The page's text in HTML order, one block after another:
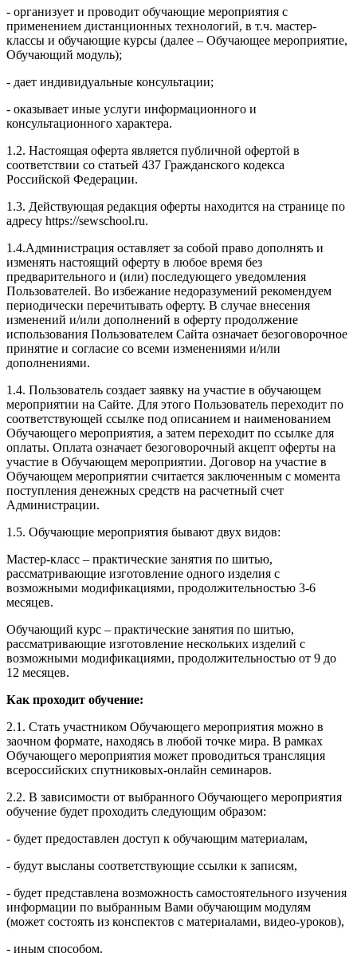
- организует и проводит обучающие мероприятия с
применением дистанционных технологий, в т.ч. мастер-
классы и обучающие курсы (далее – Обучающее мероприятие,
Обучающий модуль);
- дает индивидуальные консультации;
- оказывает иные услуги информационного и
консультационного характера.
1.2. Настоящая оферта является публичной офертой в
соответствии со статьей 437 Гражданского кодекса
Российской Федерации.
1.3. Действующая редакция оферты находится на странице по
адресу https://sewschool.ru.
1.4.Администрация оставляет за собой право дополнять и
изменять настоящий оферту в любое время без
предварительного и (или) последующего уведомления
Пользователей. Во избежание недоразумений рекомендуем
периодически перечитывать оферту. В случае внесения
изменений и/или дополнений в оферту продолжение
использования Пользователем Сайта означает безоговорочное
принятие и согласие со всеми изменениями и/или
дополнениями.
1.4. Пользователь создает заявку на участие в обучающем
мероприятии на Сайте. Для этого Пользователь переходит по
соответствующей ссылке под описанием и наименованием
Обучающего мероприятия, а затем переходит по ссылке для
оплаты. Оплата означает безоговорочный акцепт оферты на
участие в Обучающем мероприятии. Договор на участие в
Обучающем мероприятии считается заключенным с момента
поступления денежных средств на расчетный счет
Администрации.
1.5. Обучающие мероприятия бывают двух видов:
Мастер-класс – практические занятия по шитью,
рассматривающие изготовление одного изделия с
возможными модификациями, продолжительностью 3-6
месяцев.
Обучающий курс – практические занятия по шитью,
рассматривающие изготовление нескольких изделий с
возможными модификациями, продолжительностью от 9 до
12 месяцев.
Как проходит обучение:
2.1. Стать участником Обучающего мероприятия можно в
заочном формате, находясь в любой точке мира. В рамках
Обучающего мероприятия может проводиться трансляция
всероссийских спутниковых-онлайн семинаров.
2.2. В зависимости от выбранного Обучающего мероприятия
обучение будет проходить следующим образом:
- будет предоставлен доступ к обучающим материалам,
- будут высланы соответствующие ссылки к записям,
- будет представлена возможность самостоятельного изучения
информации по выбранным Вами обучающим модулям
(может состоять из конспектов с материалами, видео-уроков),
- иным способом.